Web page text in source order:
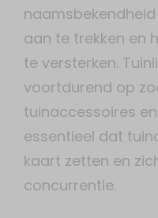
aan te trekken en
te versterken.
voortdurend op
tuinaccessoires
essentieel dat
kaart zetten en
concurrentie.